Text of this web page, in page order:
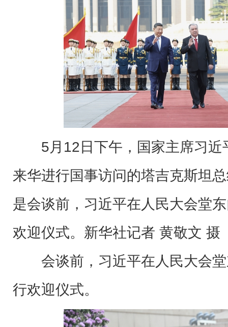
5月12日下午，国家主席习
来华进行国事访问的塔吉克斯坦
是会谈前，习近平在人民大会堂
欢迎仪式。新华社记者 黄敬文 摄
会谈前，习近平在人民大会
行欢迎仪式。